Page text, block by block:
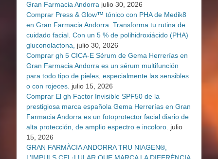
Gran Farmacia Andorra julio 30, 2026
Comprar Press & Glow™ tónico con PHA de Medik8
en Gran Farmacia Andorra. Transforma tu rutina de
cuidado facial. Con un 5 % de polihidroxiácido (PHA)
gluconolactona,
julio 30, 2026
Comprar gh 5 CICA-E Sérum de Gema Herrerías en
Gran Farmacia Andorra es un sérum multifunción
para todo tipo de pieles, especialmente las sensibles
o con rojeces. julio 15, 2026
Comprar El gh Factor Invisible SPF50 de la
prestigiosa marca española Gema Herrerías en Gran
Farmacia Andorra es un fotoprotector facial diario de
alta protección, de amplio espectro e incoloro. julio
15, 2026
GRAN FARMÀCIA ANDORRA TRU NIAGEN®,